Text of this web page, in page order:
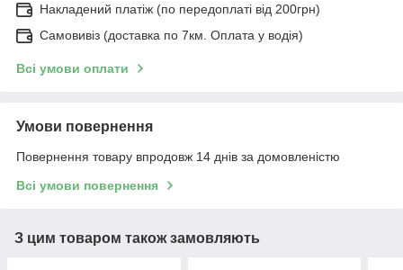
Накладений платіж (по передоплаті від 200грн)
Самовивіз (доставка по 7км. Оплата у водія)
Всі умови оплати
Умови повернення
Повернення товару впродовж 14 днів за домовленістю
Всі умови повернення
З цим товаром також замовляють